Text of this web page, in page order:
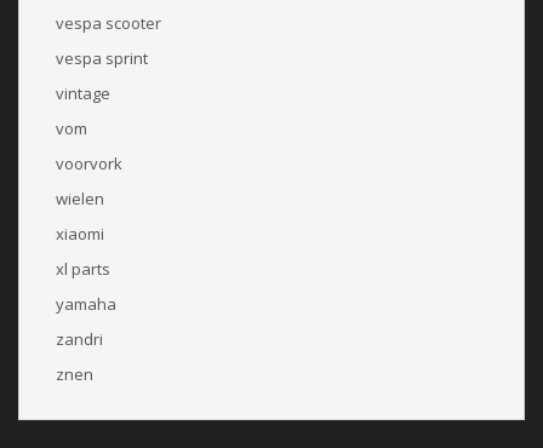
vespa scooter
vespa sprint
vintage
vom
voorvork
wielen
xiaomi
xl parts
yamaha
zandri
znen